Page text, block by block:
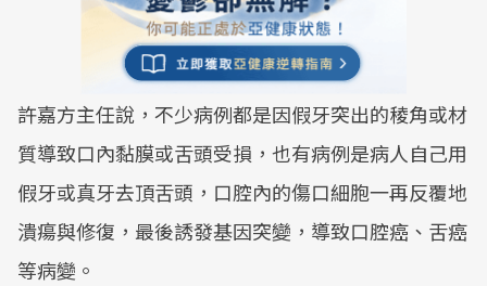
許嘉方主任說，不少病例都是因假牙突出的稜角或材
質導致口內黏膜或舌頭受損，也有病例是病人自己用
假牙或真牙去頂舌頭，口腔內的傷口細胞一再反覆地
潰瘍與修復，最後誘發基因突變，導致口腔癌、舌癌
等病變。